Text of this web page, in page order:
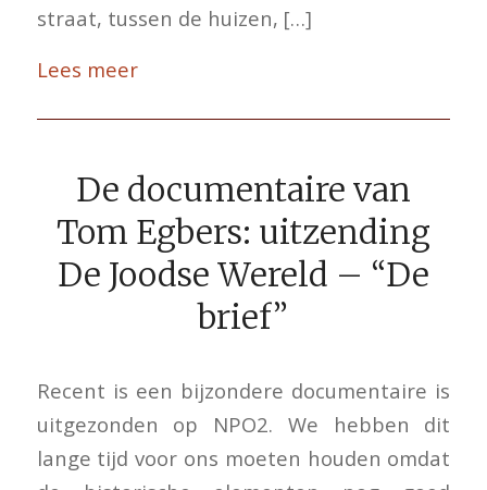
straat, tussen de huizen, […]
Lees meer
De documentaire van
Tom Egbers: uitzending
De Joodse Wereld – “De
brief”
Recent is een bijzondere documentaire is
uitgezonden op NPO2. We hebben dit
lange tijd voor ons moeten houden omdat